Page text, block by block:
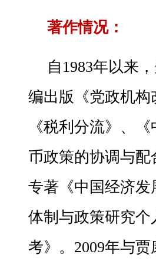
著作情况：
自1983年以来
编出版《党政机
《税利分流》、
币政策的协调与配
专著《中国经济发
体制与政策研究
考》。2009年与